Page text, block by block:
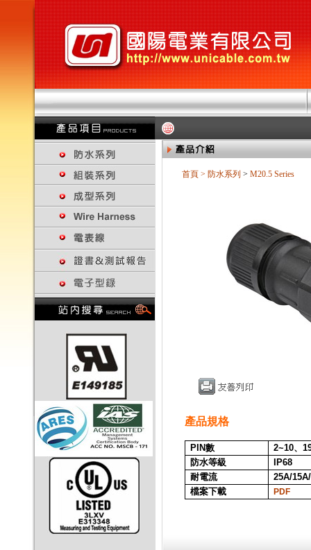
首頁 > 防水系列 > M20.5 Series
產品規格
PIN數
2~10、
防水等級
IP68
耐電流
25A/
檔案下載
PDF